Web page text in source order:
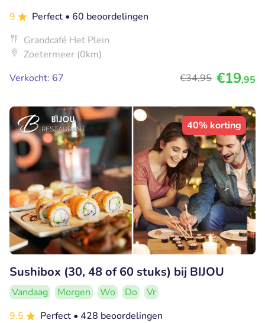
9
Perfect • 60 beoordelingen
Grandcafé Het Plein
Zoetermeer (0km)
Verkocht: 67
€34,95 €19,95
40% korting
Sushibox (30, 48 of 60 stuks) bij BIJOU
Vandaag Morgen Wo Do
Vr
9.5
Perfect • 428 beoordelingen